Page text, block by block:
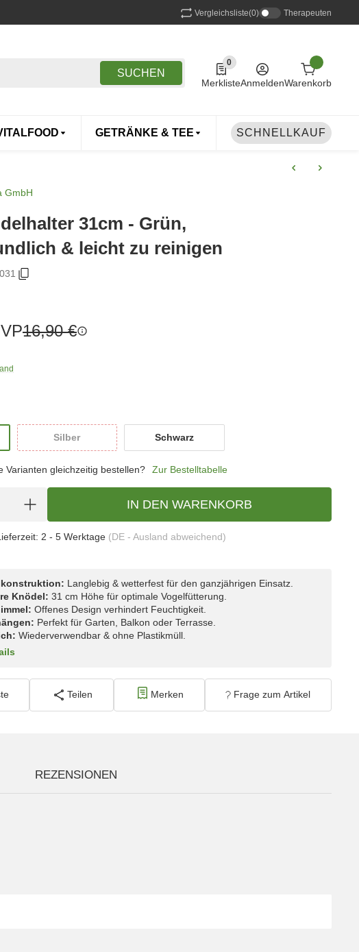
Vergleichsliste(0) Therapeuten
SUCHEN
0
0 Produkte in der Liste
MerklisteAnmeldenWarenkorb
GETRÄNKE & TEE DROGERIE TIERE
SCHNELLKAUF
GmbH
31cm - Grün,
& leicht zu reinigen
16,90 €
Silber
Silber
Schwarz
Schwarz
Varianten gleichzeitig bestellen? Zur Bestelltabelle
IN DEN WARENKORB
2 - 5 Werktage (DE - Ausland abweichend)
Langlebig & wetterfest für den ganzjährigen Einsatz.
Knödel: 31 cm Höhe für optimale Vogelfütterung.
Offenes Design verhindert Feuchtigkeit.
Perfekt für Garten, Balkon oder Terrasse.
Wiederverwendbar & ohne Plastikmüll.
Teilen Merken Frage zum Artikel
REZENSIONEN